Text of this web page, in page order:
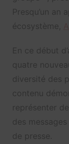
Presqu’un an
écosystème,
En ce début
quatre
diversité des
contenu
représenter
des
de presse.